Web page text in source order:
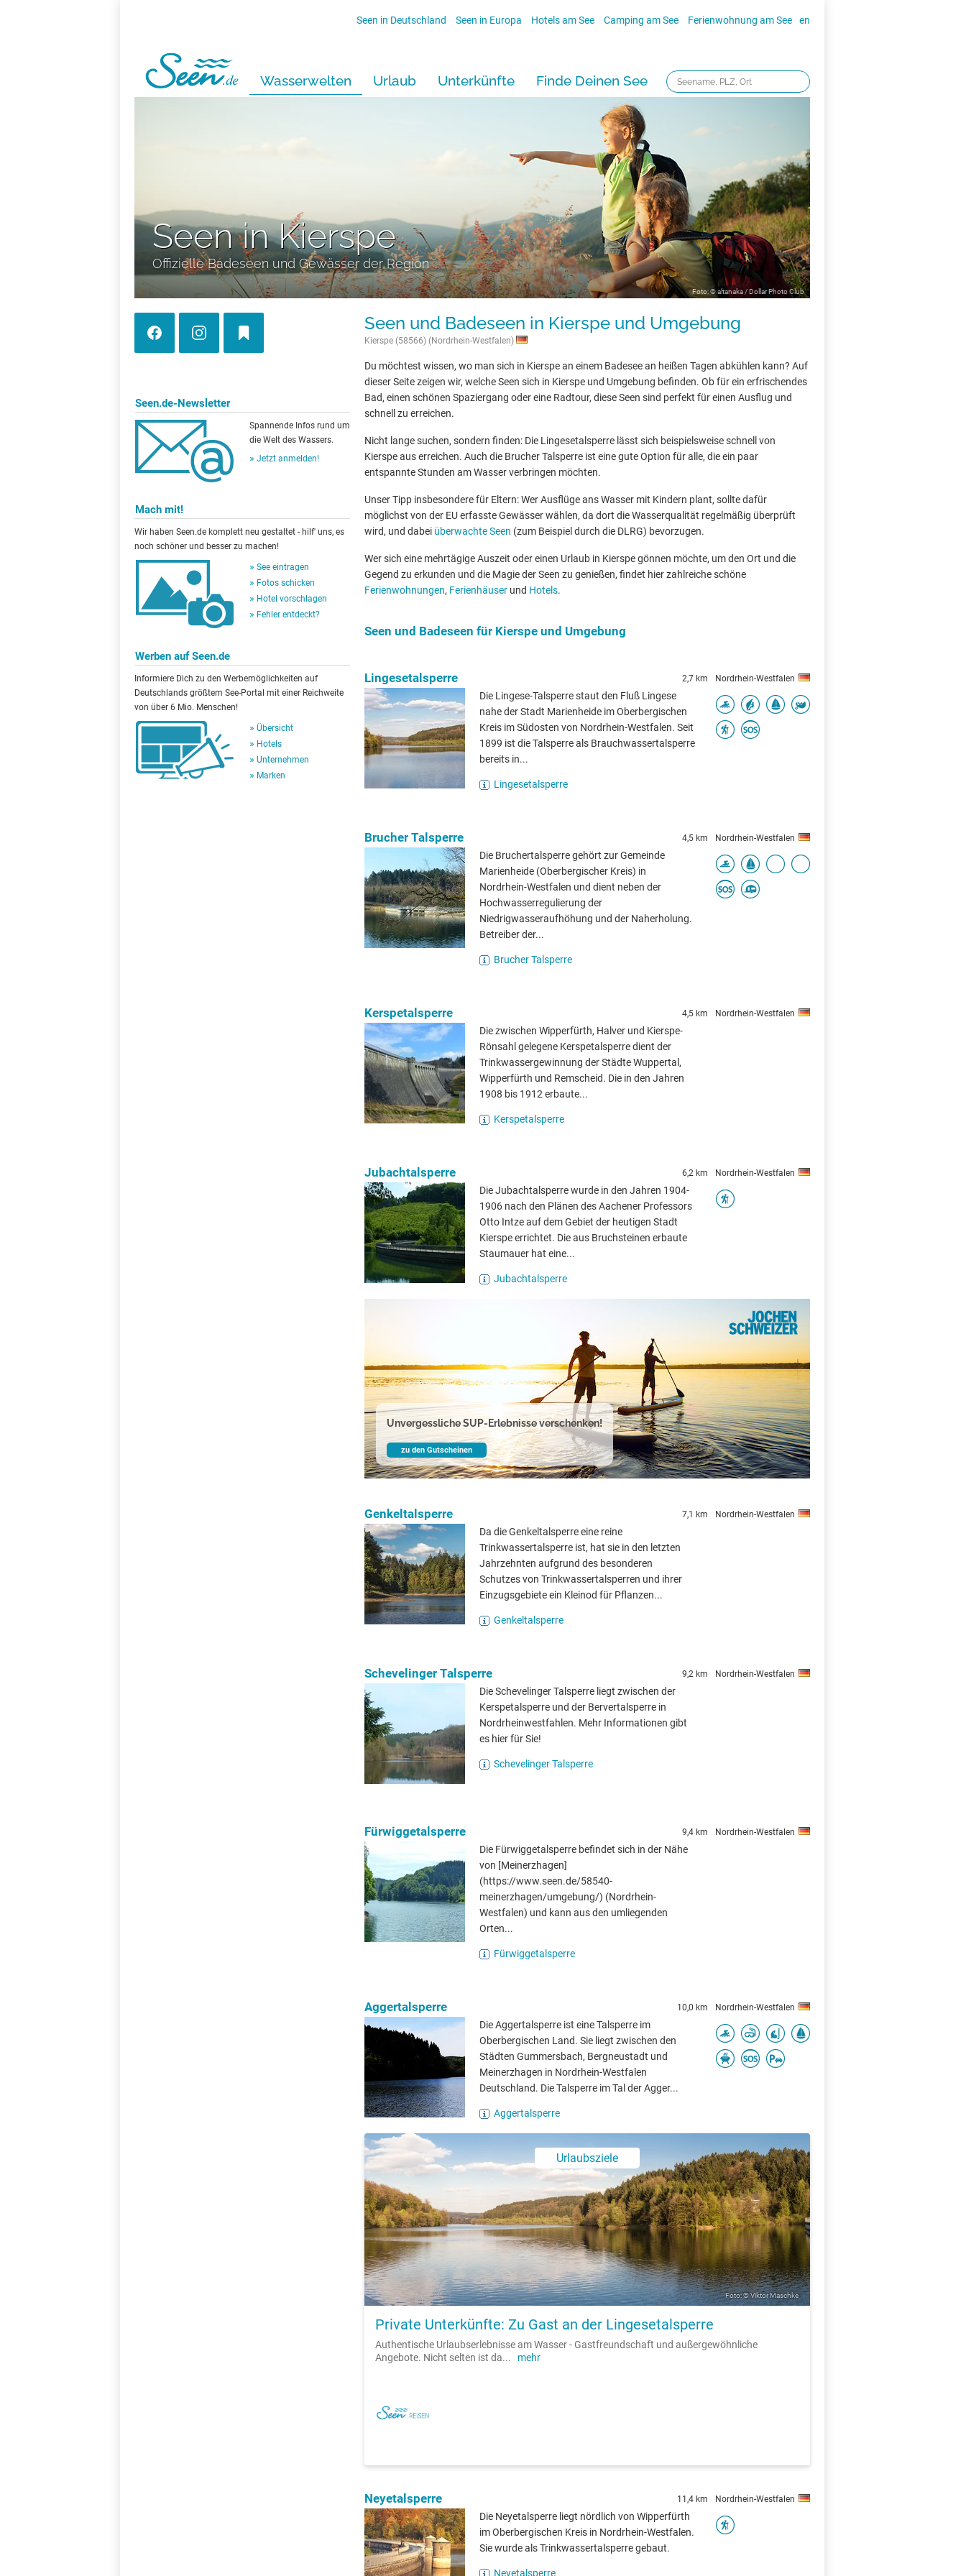
Seen in Deutschland Seen in Europa Hotels am See Camping am See Ferienwohnung am See en
Wasserwelten Urlaub Unterkünfte Finde Deinen See
Seen in Kierspe
Offizielle Badeseen und Gewässer der Region
Foto: © altanaka / Dollar Photo Club
Seen.de-Newsletter
Spannende Infos rund um
die Welt des Wassers.
Jetzt anmelden!
Mach mit!
Wir haben Seen.de komplett neu gestaltet - hilf' uns, es
noch schöner und besser zu machen!
See eintragen
Fotos schicken
Hotel vorschlagen
Fehler entdeckt?
Werben auf Seen.de
Informiere Dich zu den Werbemöglichkeiten auf
Deutschlands größtem See-Portal mit einer Reichweite
von über 6 Mio. Menschen!
Übersicht
Hotels
Unternehmen
Marken
Seen und Badeseen in Kierspe und Umgebung
Kierspe (58566) (Nordrhein-Westfalen)
Du möchtest wissen, wo man sich in Kierspe an einem Badesee an heißen Tagen abkühlen kann? Auf
dieser Seite zeigen wir, welche Seen sich in Kierspe und Umgebung befinden. Ob für ein erfrischendes
Bad, einen schönen Spaziergang oder eine Radtour, diese Seen sind perfekt für einen Ausflug und
schnell zu erreichen.
Nicht lange suchen, sondern finden: Die Lingesetalsperre lässt sich beispielsweise schnell von
Kierspe aus erreichen. Auch die Brucher Talsperre ist eine gute Option für alle, die ein paar
entspannte Stunden am Wasser verbringen möchten.
Unser Tipp insbesondere für Eltern: Wer Ausflüge ans Wasser mit Kindern plant, sollte dafür
möglichst von der EU erfasste Gewässer wählen, da dort die Wasserqualität regelmäßig überprüft
wird, und dabei überwachte Seen (zum Beispiel durch die DLRG) bevorzugen.
Wer sich eine mehrtägige Auszeit oder einen Urlaub in Kierspe gönnen möchte, um den Ort und die
Gegend zu erkunden und die Magie der Seen zu genießen, findet hier zahlreiche schöne
Ferienwohnungen, Ferienhäuser und Hotels.
Seen und Badeseen für Kierspe und Umgebung
Lingesetalsperre 2,7 km Nordrhein-Westfalen
Die Lingese-Talsperre staut den Fluß Lingese
nahe der Stadt Marienheide im Oberbergischen
Kreis im Südosten von Nordrhein-Westfalen. Seit
1899 ist die Talsperre als Brauchwassertalsperre
bereits in...
Lingesetalsperre
Brucher Talsperre 4,5 km Nordrhein-Westfalen
Die Bruchertalsperre gehört zur Gemeinde
Marienheide (Oberbergischer Kreis) in
Nordrhein-Westfalen und dient neben der
Hochwasserregulierung der
Niedrigwasseraufhöhung und der Naherholung.
Betreiber der...
Brucher Talsperre
Kerspetalsperre 4,5 km Nordrhein-Westfalen
Die zwischen Wipperfürth, Halver und Kierspe-
Rönsahl gelegene Kerspetalsperre dient der
Trinkwassergewinnung der Städte Wuppertal,
Wipperfürth und Remscheid. Die in den Jahren
1908 bis 1912 erbaute...
Kerspetalsperre
Jubachtalsperre 6,2 km Nordrhein-Westfalen
Die Jubachtalsperre wurde in den Jahren 1904-
1906 nach den Plänen des Aachener Professors
Otto Intze auf dem Gebiet der heutigen Stadt
Kierspe errichtet. Die aus Bruchsteinen erbaute
Staumauer hat eine...
Jubachtalsperre
Unvergessliche SUP-Erlebnisse verschenken!
zu den Gutscheinen
Genkeltalsperre 7,1 km Nordrhein-Westfalen
Da die Genkeltalsperre eine reine
Trinkwassertalsperre ist, hat sie in den letzten
Jahrzehnten aufgrund des besonderen
Schutzes von Trinkwassertalsperren und ihrer
Einzugsgebiete ein Kleinod für Pflanzen...
Genkeltalsperre
Schevelinger Talsperre 9,2 km Nordrhein-Westfalen
Die Schevelinger Talsperre liegt zwischen der
Kerspetalsperre und der Bervertalsperre in
Nordrheinwestfahlen. Mehr Informationen gibt
es hier für Sie!
Schevelinger Talsperre
Fürwiggetalsperre 9,4 km Nordrhein-Westfalen
Die Fürwiggetalsperre befindet sich in der Nähe
von [Meinerzhagen]
(https://www.seen.de/58540-
meinerzhagen/umgebung/) (Nordrhein-
Westfalen) und kann aus den umliegenden
Orten...
Fürwiggetalsperre
Aggertalsperre 10,0 km Nordrhein-Westfalen
Die Aggertalsperre ist eine Talsperre im
Oberbergischen Land. Sie liegt zwischen den
Städten Gummersbach, Bergneustadt und
Meinerzhagen in Nordrhein-Westfalen
Deutschland. Die Talsperre im Tal der Agger...
Aggertalsperre
Urlaubsziele
Foto: © Viktor Maschke
Private Unterkünfte: Zu Gast an der Lingesetalsperre
Authentische Urlaubserlebnisse am Wasser - Gastfreundschaft und außergewöhnliche
Angebote. Nicht selten ist da... mehr
Neyetalsperre 11,4 km Nordrhein-Westfalen
Die Neyetalsperre liegt nördlich von Wipperfürth
im Oberbergischen Kreis in Nordrhein-Westfalen.
Sie wurde als Trinkwassertalsperre gebaut.
Neyetalsperre